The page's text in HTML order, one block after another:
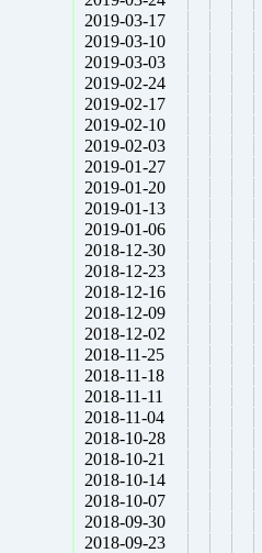
2019-03-17
2019-03-10
2019-03-03
2019-02-24
2019-02-17
2019-02-10
2019-02-03
2019-01-27
2019-01-20
2019-01-13
2019-01-06
2018-12-30
2018-12-23
2018-12-16
2018-12-09
2018-12-02
2018-11-25
2018-11-18
2018-11-11
2018-11-04
2018-10-28
2018-10-21
2018-10-14
2018-10-07
2018-09-30
2018-09-23